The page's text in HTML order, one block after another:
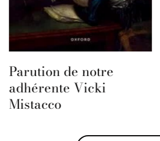
Parution de notre
adhérente Vicki
Mistacco